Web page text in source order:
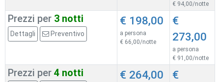
€ 94,00/notte
Prezzi per 3 notti
Dettagli Preventivo
€ 198,00
a persona
€ 66,00/notte
€
273,00
a persona
€ 91,00/notte
Prezzi per 4 notti € 264,00
€